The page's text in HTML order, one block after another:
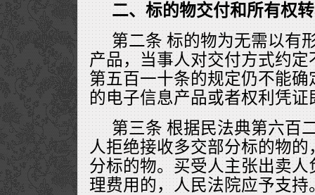
二、标的物交付和所有权
第二条 标的物为无需以有
产品，当事人对交付方式约
第五百一十条的规定仍不能
的电子信息产品或者权利凭证
第三条 根据民法典第六百
人拒绝接收多交部分标的物
分标的物。买受人主张出卖
理费用的，人民法院应予支持